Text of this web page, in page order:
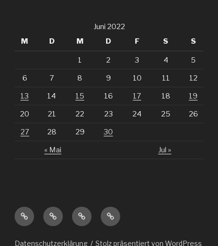
Juni 2022
M
D M D F S S
« Mai Jul »
1 2 3 4 5
6 7 8 9 10 11 12
13 14 15 16 17 18 19
20 21 22 23 24 25 26
27 28 29 30
MX
Strecke
Veranstaltungen
über
uns
Impressum
Datenschutzerklärung Stolz präsentiert von WordPress